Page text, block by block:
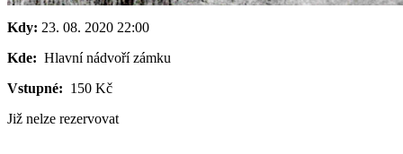
Kdy: 23. 08. 2020 22:00
Kde: Hlavní nádvoří zámku
Vstupné: 150 Kč
Již nelze rezervovat